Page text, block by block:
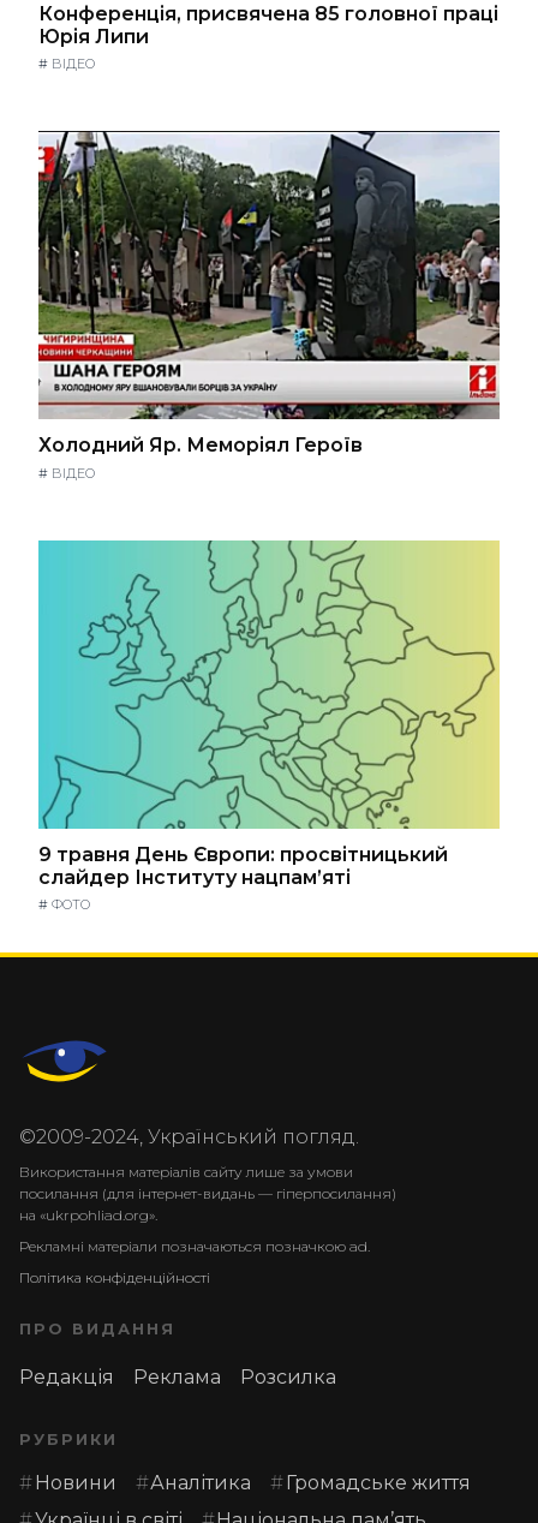
Конференція, присвячена 85 головної праці
Юрія Липи
# ВІДЕО
Холодний Яр. Меморіял Героїв
# ВІДЕО
9 травня День Європи: просвітницький
слайдер Інституту нацпам’яті
# ФОТО
©2009-2024, Український погляд.
Використання матеріалів сайту лише за умови
посилання (для інтернет-видань — гіперпосилання)
на «ukrpohliad.org».
Рекламні матеріали позначаються позначкою ad.
Політика конфіденційності
ПРО ВИДАННЯ
Редакція Реклама Розсилка
РУБРИКИ
Новини Аналітика
Громадське життя